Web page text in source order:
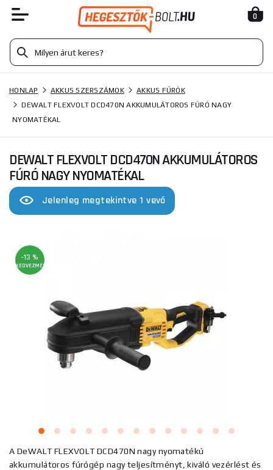
0
HONLAP AKKUS SZERSZÁMOK
AKKUS FÚRÓK
DEWALT FLEXVOLT DCD470N AKKUMULÁTOROS FÚRÓ NAGY
NYOMATÉKAL
DEWALT FLEXVOLT DCD470N AKKUMULÁTOROS
FÚRÓ NAGY NYOMATÉKAL
Jelenleg megtekintve 1 vevő
-13 %
KEDVEZMÉNY
A DeWALT FLEXVOLT DCD470N nagy nyomatékú
akkumulátoros fúrógép nagy teljesítményt, kiváló vezérlést és